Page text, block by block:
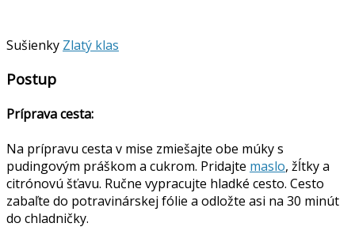
Sušienky Zlatý klas
Postup
Príprava cesta:
Na prípravu cesta v mise zmiešajte obe múky s
pudingovým práškom a cukrom. Pridajte maslo, žĺtky a
citrónovú šťavu. Ručne vypracujte hladké cesto. Cesto
zabaľte do potravinárskej fólie a odložte asi na 30 minút
do chladničky.